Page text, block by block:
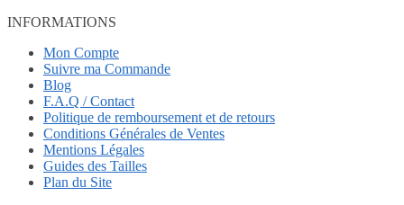
INFORMATIONS
Mon Compte
Suivre ma Commande
Blog
F.A.Q / Contact
Politique de remboursement et de retours
Conditions Générales de Ventes
Mentions Légales
Guides des Tailles
Plan du Site